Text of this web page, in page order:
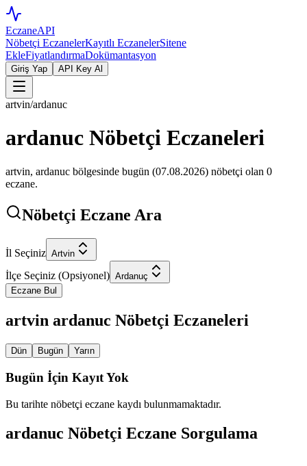
EczaneAPI
Nöbetçi EczanelerKayıtlı EczanelerSitene
EkleFiyatlandırmaDokümantasyon
Giriş Yap API Key Al
artvin/ardanuc
ardanuc Nöbetçi Eczaneleri
artvin, ardanuc bölgesinde bugün (07.08.2026) nöbetçi olan 0
eczane.
Nöbetçi Eczane Ara
İl Seçiniz Artvin
İlçe Seçiniz (Opsiyonel) Ardanuç
Eczane Bul
artvin ardanuc Nöbetçi Eczaneleri
Dün Bugün Yarın
Bugün İçin Kayıt Yok
Bu tarihte nöbetçi eczane kaydı bulunmamaktadır.
ardanuc Nöbetçi Eczane Sorgulama